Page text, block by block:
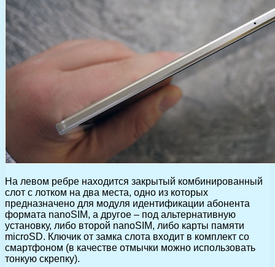
На левом ребре находится закрытый комбинированный
слот с лотком на два места, одно из которых
предназначено для модуля идентификации абонента
формата nanoSIM, а другое – под альтернативную
установку, либо второй nanoSIM, либо карты памяти
microSD. Ключик от замка слота входит в комплект со
смартфоном (в качестве отмычки можно использовать
тонкую скрепку).